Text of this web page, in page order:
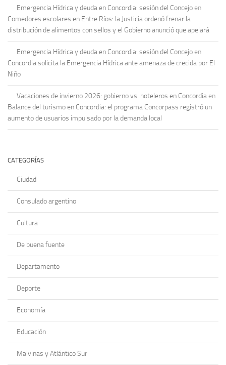
Emergencia Hídrica y deuda en Concordia: sesión del Concejo en
Comedores escolares en Entre Ríos: la Justicia ordenó frenar la
distribución de alimentos con sellos y el Gobierno anunció que apelará
Emergencia Hídrica y deuda en Concordia: sesión del Concejo en
Concordia solicita la Emergencia Hídrica ante amenaza de crecida por El
Niño
Vacaciones de invierno 2026: gobierno vs. hoteleros en Concordia en
Balance del turismo en Concordia: el programa Concorpass registró un
aumento de usuarios impulsado por la demanda local
CATEGORÍAS
Ciudad
Consulado argentino
Cultura
De buena fuente
Departamento
Deporte
Economía
Educación
Malvinas y Atlántico Sur